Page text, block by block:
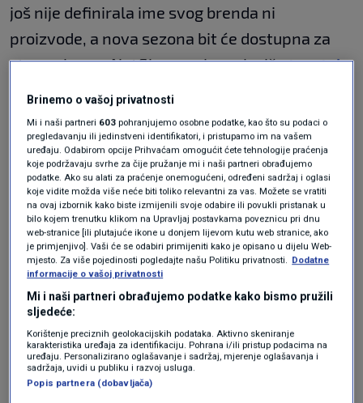
još nije definirala ime svog brenda ni
proizvode, a nova sezona bit će dostupna za
streaming na Netflixu ove jeseni, pišetportal.
Izvori navode: 'Chrissy je glavna zvijezda druge
sezone, a njihovo prijateljstvo traje već neko
vrijeme.' No, napominje se da 'Harryja nema u
ovoj sezoni, niti se spominju djeca.'
Princ Harry se nakratko pojavio na kraju prve
sezone tijekom 'proslavnog bruncha' povodom
lansiranja supruginog projekta, izražavajući
ponos riječima: 'Odlično si to napravila i volim
to', dok je podizao čašu šampanjca uz zdravicu:
'Za tebe!'
Slične su
Brinemo o vašoj privatnosti
Mi i naši partneri 603 pohranjujemo osobne podatke, kao što su podaci o
pregledavanju ili jedinstveni identifikatori, i pristupamo im na vašem
uređaju. Odabirom opcije Prihvaćam omogućit ćete tehnologije praćenja
koje podržavaju svrhe za čije pružanje mi i naši partneri obrađujemo
podatke. Ako su alati za praćenje onemogućeni, određeni sadržaj i oglasi
koje vidite možda više neće biti toliko relevantni za vas. Možete se vratiti
na ovaj izbornik kako biste izmijenili svoje odabire ili povukli pristanak u
bilo kojem trenutku klikom na Upravljaj postavkama poveznicu pri dnu
web-stranice [ili plutajuće ikone u donjem lijevom kutu web stranice, ako
je primjenjivo]. Vaši će se odabiri primijeniti kako je opisano u dijelu Web-
mjesto. Za više pojedinosti pogledajte našu Politiku privatnosti. Dodatne
informacije o vašoj privatnosti
Mi i naši partneri obrađujemo podatke kako bismo pružili
sljedeće:
Korištenje preciznih geolokacijskih podataka. Aktivno skeniranje
karakteristika uređaja za identifikaciju. Pohrana i/ili pristup podacima na
uređaju. Personalizirano oglašavanje i sadržaj, mjerenje oglašavanja i
sadržaja, uvidi u publiku i razvoj usluga.
Popis partnera (dobavljača)